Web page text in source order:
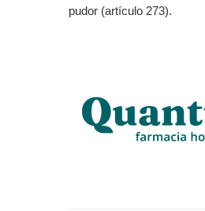
pudor (artículo 273).